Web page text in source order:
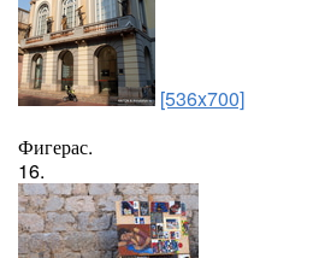
[536x700]
Фигерас.
16.